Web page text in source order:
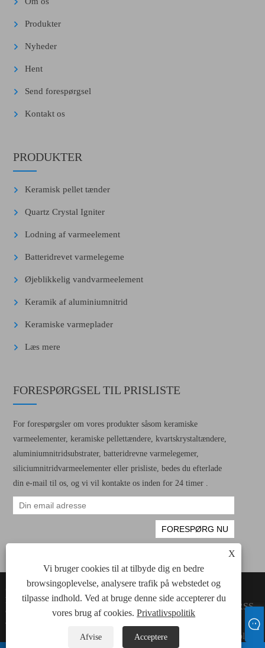
X
Vi bruger cookies til at tilbyde dig en bedre
browsingoplevelse, analysere trafik på webstedet og
tilpasse indhold. Ved at bruge denne side accepterer du
vores brug af cookies.Privatlivspolitik
Afvise Acceptere
Produkter
Nyheder
Hent
Send forespørgsel
Kontakt os
PRODUKTER
Keramisk pellet tænder
Quartz Crystal Igniter
Lodning af varmeelement
Batteridrevet varmelegeme
Øjeblikkelig vandvarmeelement
Keramik af aluminiumnitrid
Keramiske varmeplader
Læs mere
FORESPØRGSEL TIL PRISLISTE
For forespørgsler om vores produkter såsom keramiske
varmeelementer, keramiske pellettændere, kvartskrystaltændere,
aluminiumnitridsubstrater, batteridrevne varmelegemer,
siliciumnitridvarmeelementer eller prisliste, bedes du efterlade
din e-mail til os, og vi vil kontakte os inden for 24 timer .
Copyright © 2022 Xiamen Green Way
Electronic Technology Co., Ltd. Alle keramiske
opvarmningselementer, keramiske pellet -
antændere rettigheder forbeholdes.
Links
RSS
Privatlivspolitik